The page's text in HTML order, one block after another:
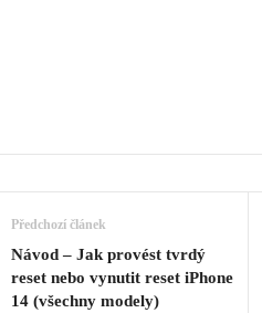
Předchozí článek
Návod – Jak provést tvrdý
reset nebo vynutit reset ‌iPhone
14 (všechny modely)